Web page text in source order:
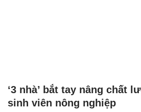
‘3 nhà’ bắt tay nâng chất
sinh viên nông nghiệp